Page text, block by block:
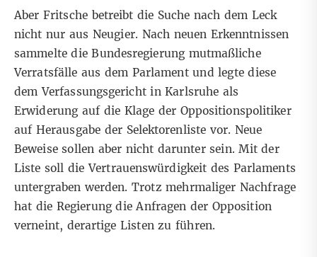
Aber Fritsche betreibt die Suche nach dem Leck
nicht nur aus Neugier. Nach neuen Erkenntnissen
sammelte die Bundesregierung mutmaßliche
Verratsfälle aus dem Parlament und legte diese
dem Verfassungsgericht in Karlsruhe als
Erwiderung auf die Klage der Oppositionspolitiker
auf Herausgabe der Selektorenliste vor. Neue
Beweise sollen aber nicht darunter sein. Mit der
Liste soll die Vertrauenswürdigkeit des Parlaments
untergraben werden. Trotz mehrmaliger Nachfrage
hat die Regierung die Anfragen der Opposition
verneint, derartige Listen zu führen.